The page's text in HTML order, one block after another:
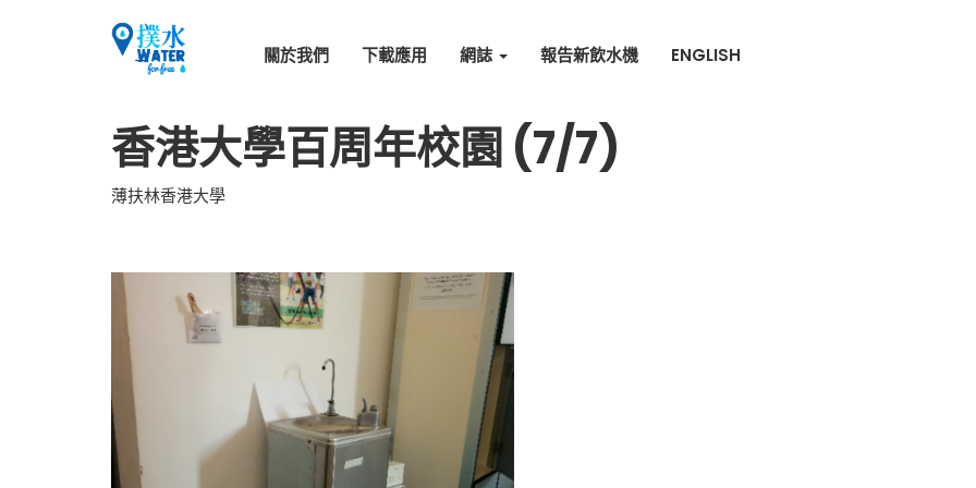
關於我們 下載應用 網誌 報告新飲水機 ENGLISH
香港大學百周年校園 (7/7)
薄扶林香港大學